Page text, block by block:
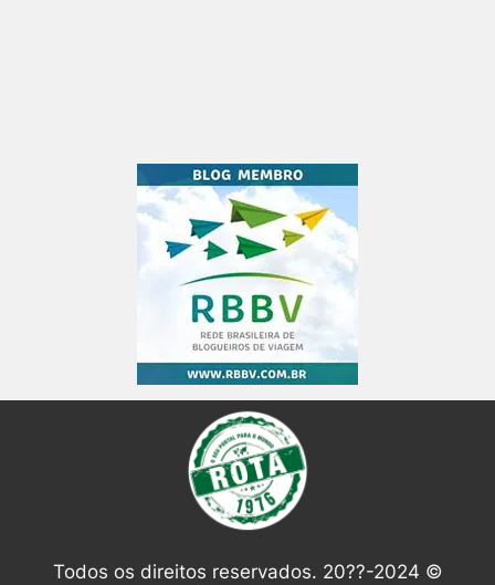
Todos os direitos reservados. 20??-2024 ©